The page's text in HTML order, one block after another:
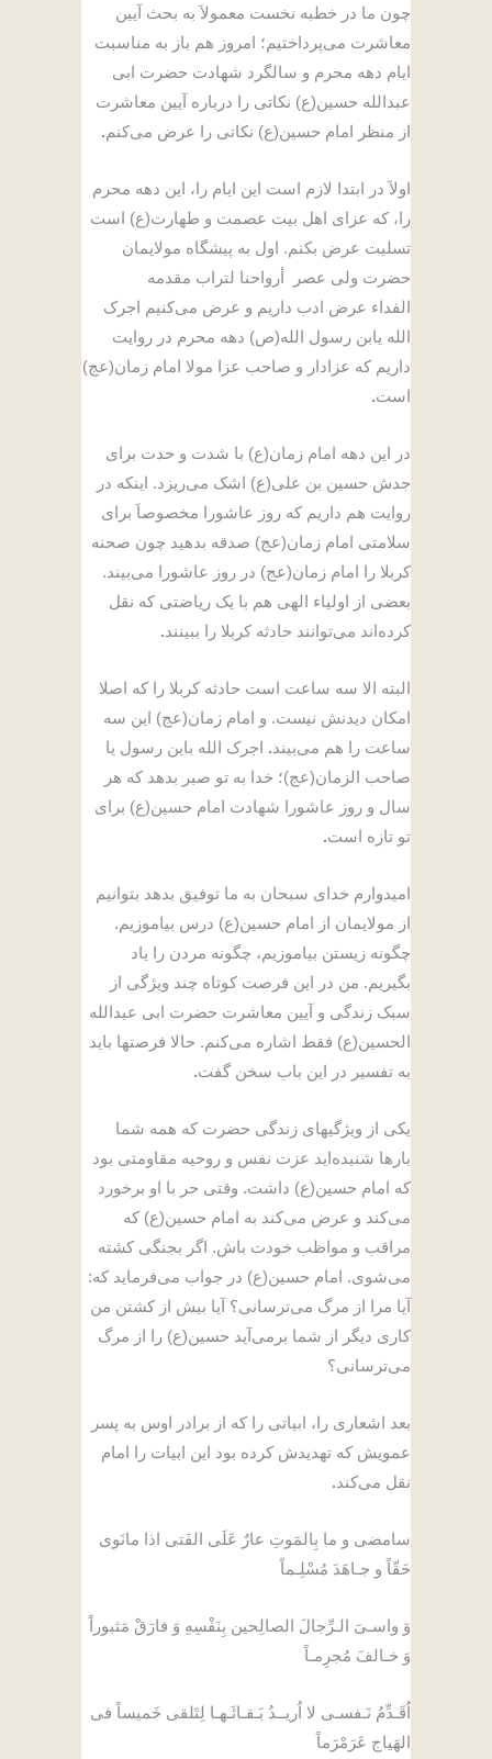
چون ما در خطبه نخست معمولاَ به بحث آیین
معاشرت می‌پرداختیم؛ امروز هم باز به مناسبت
ایام دهه محرم و سالگرد شهادت حضرت ابی
عبدالله حسین(ع) نکاتی را درباره آیین معاشرت
از منظر امام حسین(ع) نکاتی را عرض می‌کنم.
اولاَ در ابتدا لازم است این ایام را، این دهه محرم
را، که عزای اهل بیت عصمت و طهارت(ع) است
تسلیت عرض بکنم. اول به پیشگاه مولایمان
حضرت ولی عصر
أرواحنا لتراب مقدمه
الفداء عرض ادب داریم و عرض می‌کنیم اجرک
الله یابن رسول الله(ص) دهه محرم در روایت
داریم که عزادار و صاحب عزا مولا امام زمان(عج)
است.
در این دهه امام زمان(ع) با شدت و حدت برای
جدش حسین بن علی(ع) اشک می‌ریزد. اینکه در
روایت هم داریم که روز عاشورا مخصوصاَ برای
سلامتی امام زمان(عج) صدقه بدهید چون صحنه
کربلا را امام زمان(عج) در روز عاشورا می‌بیند.
بعضی از اولیاء الهی هم با یک ریاضتی که نقل
کرده‌اند می‌توانند حادثه کربلا را ببینند .
البته الا سه ساعت است حادثه کربلا را که اصلا
امکان دیدنش نیست. و امام زمان(عج) این سه
ساعت را هم می‌بیند . اجرک الله باین رسول یا
صاحب الزمان(عج)؛ خدا به تو صبر بدهد که هر
سال و روز عاشورا شهادت امام حسین(ع) برای
تو تازه است.
امیدوارم خدای سبحان به ما توفیق بدهد بتوانیم
از مولایمان از امام حسین(ع) درس بیاموزیم.
چگونه زیستن بیاموزیم، چگونه مردن را یاد
بگیریم. من در این فرصت کوتاه چند ویژگی از
سبک زندگی و آیین معاشرت حضرت ابی عبدالله
الحسین(ع) فقط اشاره می‌کنم. حالا فرصتها باید
به تفسیر در این باب سخن گفت.
یکی از ویژگیهای زندگی حضرت که همه شما
بارها شنیده‌اید عزت نفس و روحیه مقاومتی بود
که امام حسین(ع) داشت. وقتی حر با او برخورد
می‌کند و عرض می‌کند به امام حسین(ع) که
مراقب و مواظب خودت باش. اگر بجنگی کشته
می‌شوی. امام حسین(ع) در جواب می‌فرماید که:
آیا مرا از مرگ می‌ترسانی؟ آیا بیش از کشتن من
کاری دیگر از شما برمی‌آید حسین(ع) را از مرگ
می‌ترسانی؟
بعد اشعاری را، ابیاتی را که از برادر اوس به پسر
عمویش که تهدیدش کرده بود این ابیات را امام
نقل می‌کند .
سامضی و ما بِالمَوتِ عارٌ عَلَی الفَتی اذا مانَوی
حَقّاً و جـاهَدَ مُسْلِـماً
وَ واسـیَ الـرِّجالَ الصالِحین بِنَفْسِهِ وَ فارَقْ مَثبوراً
وَ خـالفَ مُجرِمـاً
اُقَـدِّمُ نَـفسـی لا اُریــدُ بَـقـائَـهـا لِتَلقی خَمیساً فی
الهَیاج عَرَمْرَماً